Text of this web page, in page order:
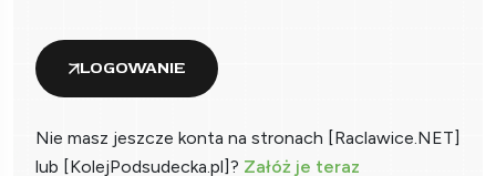
LOGOWANIE
Nie masz jeszcze konta na stronach [Raclawice.NET]
lub [KolejPodsudecka.pl]? Załóż je teraz